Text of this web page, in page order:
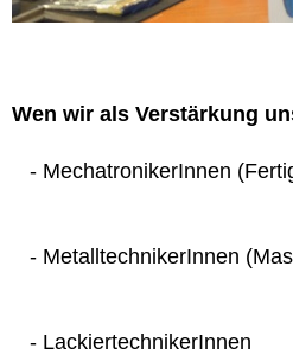
Wen wir als Verstärkung
- MechatronikerInnen
- MetalltechnikerInnen
- LackiertechnikerInnen